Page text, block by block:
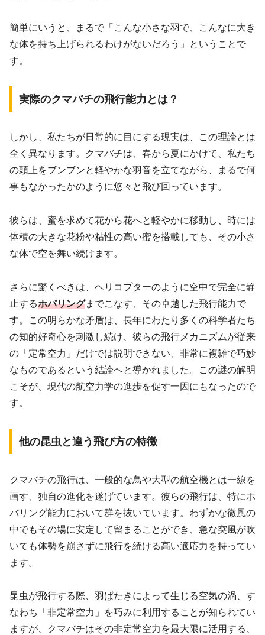
簡単にいうと、まるで「こんな小さな羽で、こんなに大き
な体を持ち上げられるわけがないだろう」ということで
す。
実際のクマバチの飛行能力とは？
しかし、私たちが日常的に目にする現実は、この理論とは
全く異なります。クマバチは、春から夏にかけて、私たち
の頭上をブンブンと軽やかな羽音を立てながら、まるで何
事もなかったかのように悠々と飛び回っています。
彼らは、蜜を求めて花から花へと軽やかに移動し、時には
体積の大きな花粉や粘性の高い蜜を搭載しても、その小さ
な体で空を舞い続けます。
さらに驚くべきは、ヘリコプターのように空中で完全に静
止するホバリングまでこなす、その卓越した飛行能力で
す。この明らかな矛盾は、長年にわたり多くの科学者たち
の知的好奇心を刺激し続け、彼らの飛行メカニズムが従来
の「定常空力」だけでは説明できない、非常に複雑で巧妙
なものであるという結論へと導かれました。この謎の解明
こそが、現代の航空力学の進歩を促す一因にもなったので
す。
他の昆虫と違う飛び方の特徴
クマバチの飛行は、一般的な鳥や大型の航空機とは一線を
画す、独自の進化を遂げています。彼らの飛行は、特にホ
バリング能力において群を抜いています。わずかな微風の
中でもその場に安定して留まることができ、急な突風が吹
いても体勢を崩さずに飛行を続ける高い適応力を持ってい
ます。
昆虫が飛行する際、羽ばたきによって生じる空気の渦、す
なわち「非定常空力」を巧みに利用することが知られてい
ますが、クマバチはその非定常空力を最大限に活用する、